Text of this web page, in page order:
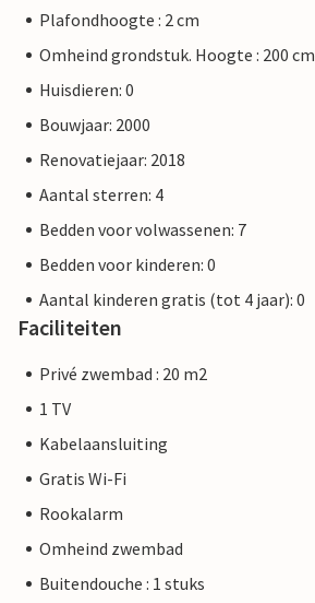
Plafondhoogte : 2 cm
Omheind grondstuk. Hoogte : 200 cm
Huisdieren: 0
Bouwjaar: 2000
Renovatiejaar: 2018
Aantal sterren: 4
Bedden voor volwassenen: 7
Bedden voor kinderen: 0
Aantal kinderen gratis (tot 4 jaar): 0
Faciliteiten
Privé zwembad : 20 m2
1 TV
Kabelaansluiting
Gratis Wi-Fi
Rookalarm
Omheind zwembad
Buitendouche : 1 stuks